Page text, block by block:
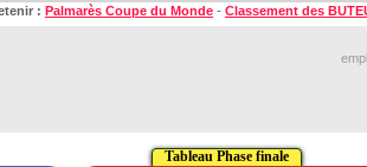
: Palmarès Coupe du Monde - Classement des
Tableau Phase finale